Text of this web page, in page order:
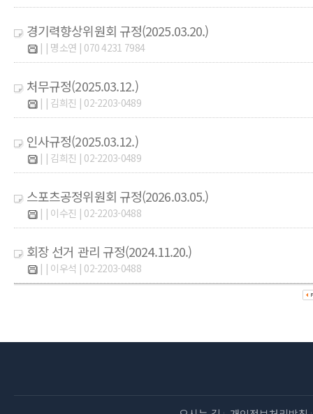
경기력향상위원회 규정(2025.03.20.)
| | 명소연 | 070 4231 7984
처무규정(2025.03.12.)
| | 김희진 | 02-2203-0489
인사규정(2025.03.12.)
| | 김희진 | 02-2203-0489
스포츠공정위원회 규정(2026.03.05.)
| | 이수진 | 02-2203-0488
회장 선거 관리 규정(2024.11.20.)
| | 이우석 | 02-2203-0488